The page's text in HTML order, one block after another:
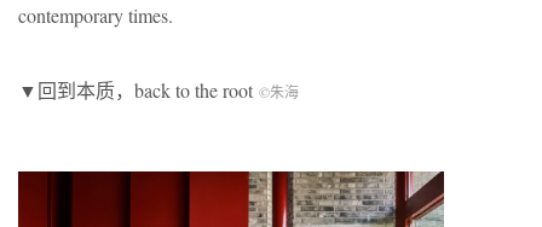
contemporary times.
▼回到本质，back to the root ©朱海